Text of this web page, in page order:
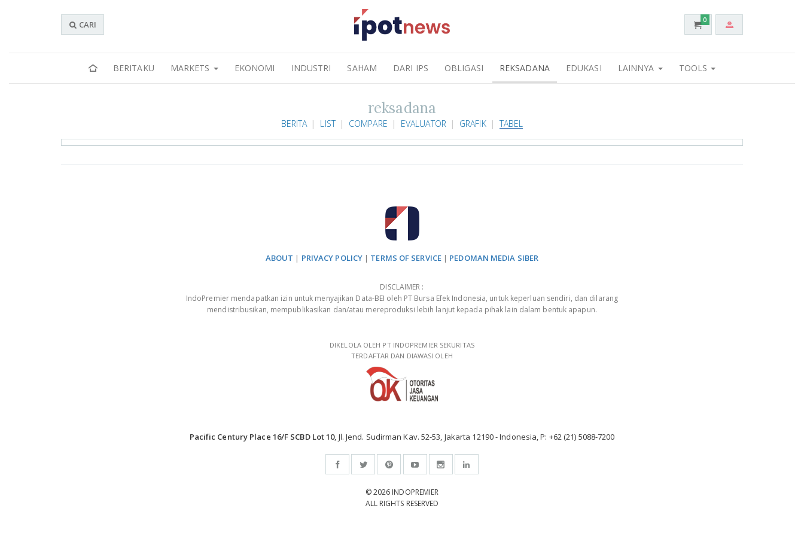
CARI 0
BERITAKU MARKETS EKONOMI INDUSTRI SAHAM DARI IPS OBLIGASI REKSADANA EDUKASI LAINNYA TOOLS
reksadana
BERITA LIST COMPARE EVALUATOR GRAFIK TABEL
ABOUT | PRIVACY POLICY | TERMS OF SERVICE| PEDOMAN MEDIA SIBER
DISCLAIMER :
IndoPremier mendapatkan izin untuk menyajikan Data-BEI oleh PT Bursa Efek Indonesia, untuk keperluan sendiri, dan dilarang
mendistribusikan, mempublikasikan dan/atau mereproduksi lebih lanjut kepada pihak lain dalam bentuk apapun.
DIKELOLA OLEH PT INDOPREMIER SEKURITAS
TERDAFTAR DAN DIAWASI OLEH
Pacific Century Place 16/F SCBD Lot 10, Jl. Jend. Sudirman Kav. 52-53, Jakarta 12190 - Indonesia, P: +62 (21) 5088-7200
© 2026 INDOPREMIER
ALL RIGHTS RESERVED